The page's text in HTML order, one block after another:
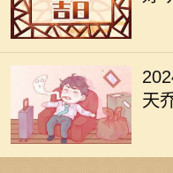
天